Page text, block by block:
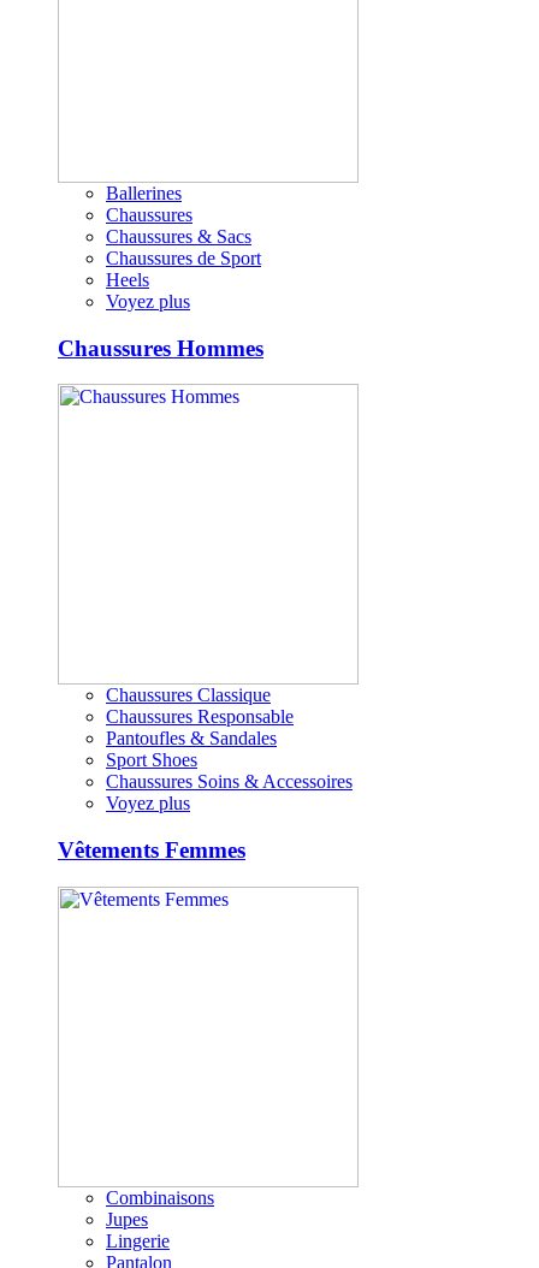
Ballerines
Chaussures
Chaussures & Sacs
Chaussures de Sport
Heels
Voyez plus
Chaussures Hommes
Chaussures Classique
Chaussures Responsable
Pantoufles & Sandales
Sport Shoes
Chaussures Soins & Accessoires
Voyez plus
Vêtements Femmes
Combinaisons
Jupes
Lingerie
Pantalon